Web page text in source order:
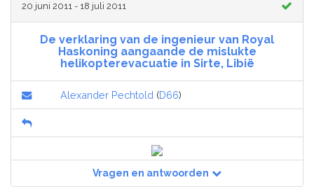
20 juni 2011 - 18 juli 2011
De verklaring van de ingenieur van Royal
Haskoning aangaande de mislukte
helikopterevacuatie in Sirte, Libië
Alexander Pechtold (D66)
Vragen en antwoorden